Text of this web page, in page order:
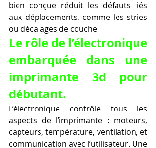
bien conçue réduit les défauts liés
aux déplacements, comme les stries
ou décalages de couche.
Le rôle de l’électronique
embarquée dans une
imprimante 3d pour
débutant.
L’électronique contrôle tous les
aspects de l’imprimante : moteurs,
capteurs, température, ventilation, et
communication avec l’utilisateur. Une